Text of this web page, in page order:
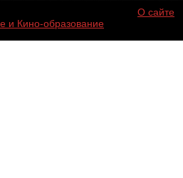
и Кино-образование
О сайте